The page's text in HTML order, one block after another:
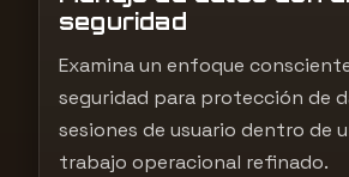
seguridad
Examina un enfoque
seguridad para protección de
sesiones de usuario dentro de
trabajo operacional refinado.